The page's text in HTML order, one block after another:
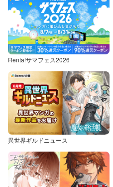
Renta!サマフェス2026
異世界ギルドニュース